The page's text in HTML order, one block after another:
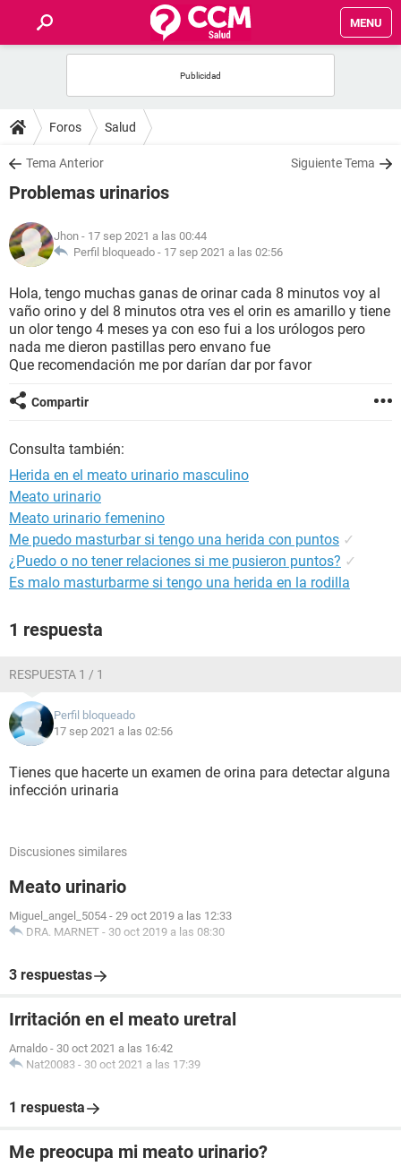
MENU
FOROS
SALUD
NUTRICIÓN
BIENESTAR
SEXUALIDAD
GLOSARIO
Foros Salud
Tema Anterior Siguiente Tema
Problemas urinarios
Jhon - 17 sep 2021 a las 00:44
Perfil bloqueado - 17 sep 2021 a las 02:56
Hola, tengo muchas ganas de orinar cada 8 minutos voy al
vaño orino y del 8 minutos otra ves el orin es amarillo y tiene
un olor tengo 4 meses ya con eso fui a los urólogos pero
nada me dieron pastillas pero envano fue
Que recomendación me por darían dar por favor
Compartir
Consulta también:
Herida en el meato urinario masculino
Meato urinario
Meato urinario femenino
Me puedo masturbar si tengo una herida con puntos ✓
¿Puedo o no tener relaciones si me pusieron puntos? ✓
Es malo masturbarme si tengo una herida en la rodilla
1 respuesta
RESPUESTA 1 / 1
Perfil bloqueado
17 sep 2021 a las 02:56
Tienes que hacerte un examen de orina para detectar alguna
infección urinaria
Discusiones similares
Meato urinario
Miguel_angel_5054 - 29 oct 2019 a las 12:33
DRA. MARNET - 30 oct 2019 a las 08:30
3 respuestas
Irritación en el meato uretral
Arnaldo - 30 oct 2021 a las 16:42
Nat20083 - 30 oct 2021 a las 17:39
1 respuesta
Me preocupa mi meato urinario?